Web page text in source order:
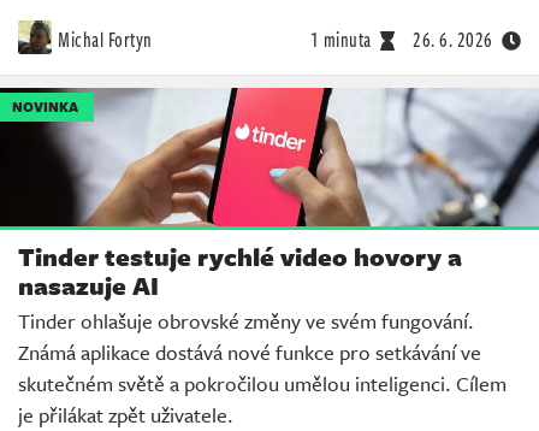
Michal Fortyn 1 minuta 26. 6. 2026
NOVINKA
Tinder testuje rychlé video hovory a
nasazuje AI
Tinder ohlašuje obrovské změny ve svém fungování.
Známá aplikace dostává nové funkce pro setkávání ve
skutečném světě a pokročilou umělou inteligenci. Cílem
je přilákat zpět uživatele.